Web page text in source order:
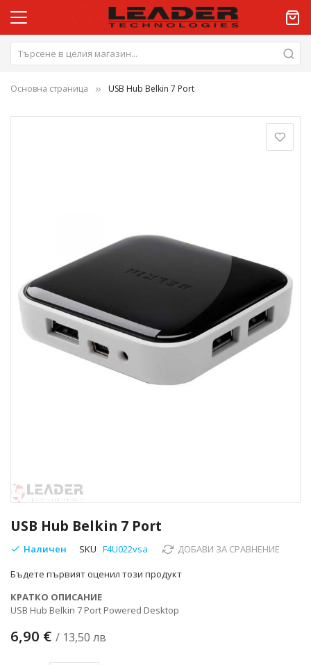
Основна страница USB Hub Belkin 7 Port
USB Hub Belkin 7 Port
Наличен SKU F4U022vsa ДОБАВИ ЗА СРАВНЕНИЕ
Бъдете първият оценил този продукт
КРАТКО ОПИСАНИЕ
USB Hub Belkin 7 Port Powered Desktop
6,90 € / 13,50 лв
към
началото
на
със